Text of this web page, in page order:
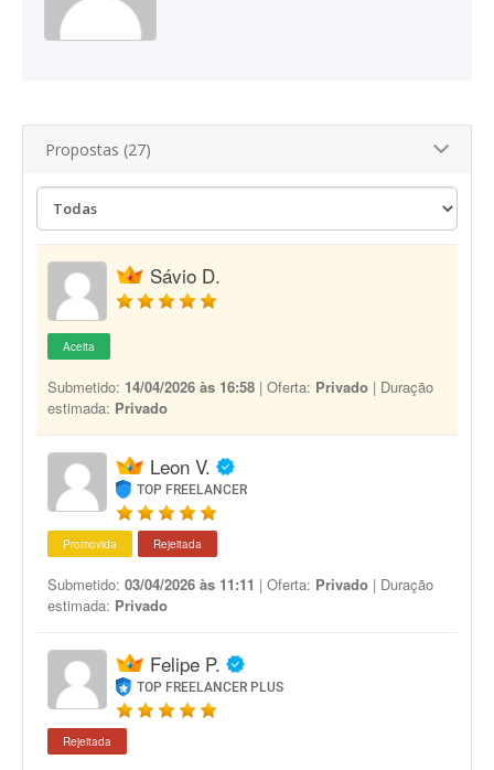
Propostas (27)
Sávio D.
Aceita
Submetido: 14/04/2026 às 16:58 | Oferta: Privado | Duração
estimada: Privado
Leon V.
TOP FREELANCER
Promovida Rejeitada
Submetido: 03/04/2026 às 11:11 | Oferta: Privado | Duração
estimada: Privado
Felipe P.
TOP FREELANCER PLUS
Rejeitada